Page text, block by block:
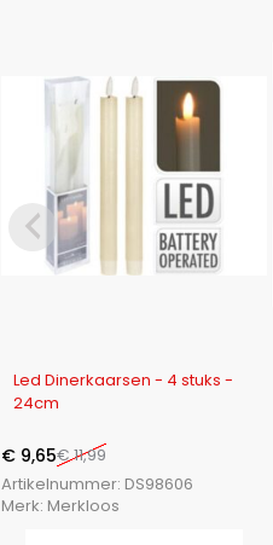
-20%
Led Dinerkaarsen - 4 stuks -
24cm
€11,99
€ 9,65
Artikelnummer: DS98606
Merk: Merkloos